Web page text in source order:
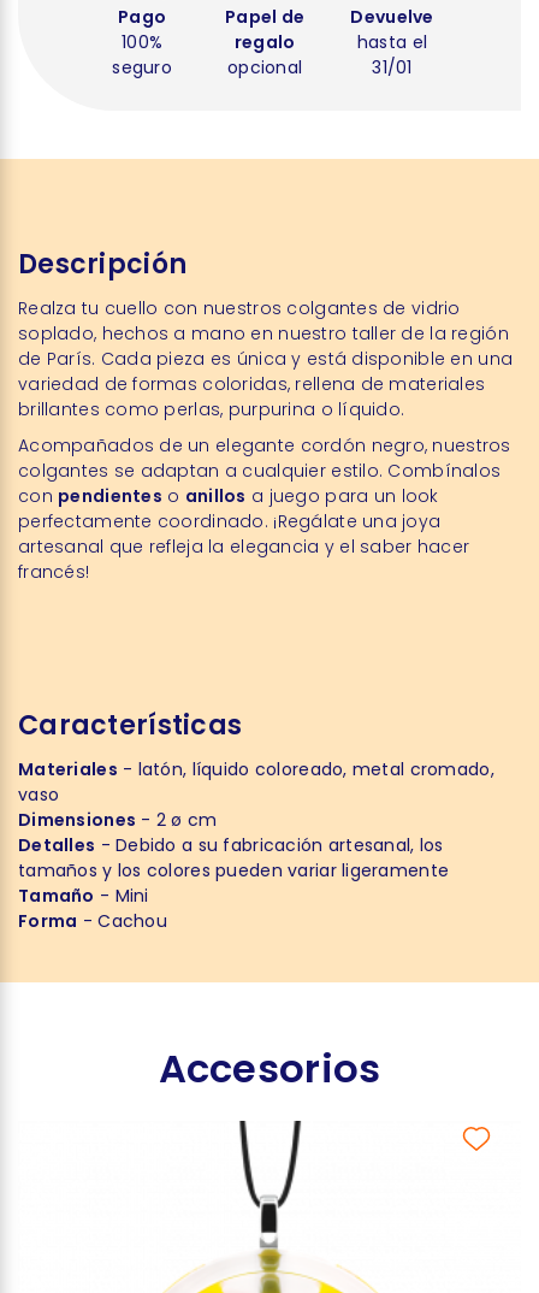
Pago
100%
seguro
Papel de
regalo
opcional
Devuelve
hasta el
31/01
Descripción
Realza tu cuello con nuestros colgantes de vidrio
soplado, hechos a mano en nuestro taller de la región
de París. Cada pieza es única y está disponible en una
variedad de formas coloridas, rellena de materiales
brillantes como perlas, purpurina o líquido.
Acompañados de un elegante cordón negro, nuestros
colgantes se adaptan a cualquier estilo. Combínalos
con pendientes o anillos a juego para un look
perfectamente coordinado. ¡Regálate una joya
artesanal que refleja la elegancia y el saber hacer
francés!
Características
Materiales - latón, líquido coloreado, metal cromado,
vaso
Dimensiones - 2 ø cm
Detalles - Debido a su fabricación artesanal, los
tamaños y los colores pueden variar ligeramente
Tamaño - Mini
Forma - Cachou
Accesorios